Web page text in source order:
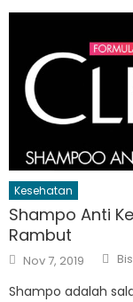
Kesehatan
Shampo Anti
Rambut
Posted
on
Nov 7, 2019
Shampo adalah